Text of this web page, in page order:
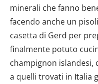
minerali che fanno
facendo anche un
casetta di Gerd per
finalmente potuto
champignon
a quelli trovati in Italia